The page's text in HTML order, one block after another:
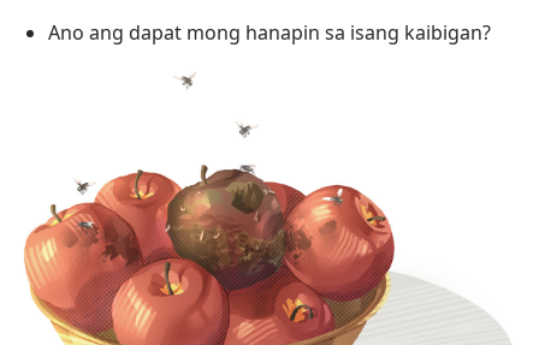
Ano ang dapat mong hanapin sa isang kaibigan?